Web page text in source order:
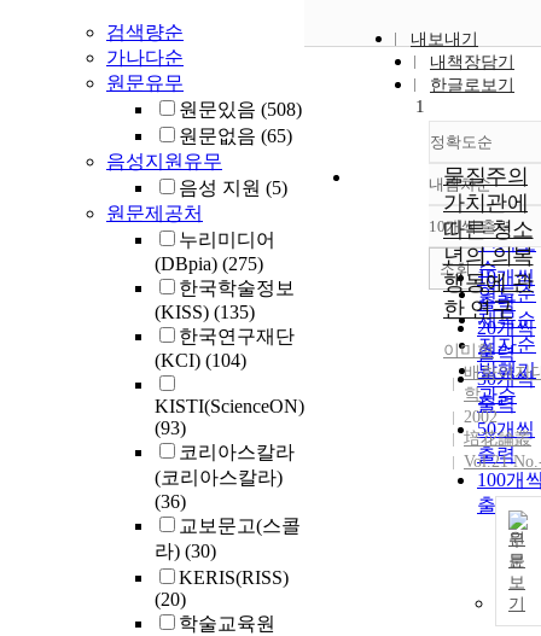
검색량순
가나다순
원문유무
원문있음 (508)
원문없음 (65)
음성지원유무
음성 지원 (5)
원문제공처
누리미디어
(DBpia) (275)
한국학술정보
(KISS) (135)
한국연구재단
(KCI) (104)
KISTI(ScienceON)
(93)
코리아스칼라
(코리아스칼라)
(36)
교보문고(스콜
라) (30)
KERIS(RISS)
(20)
학술교육원
내보내기
내책장담기
한글로보기
정확도순
정확도
순
인기도
순
연도순
제목순
저자순
발행기
관순
내림차순
내림차
10개씩 출력
10개씩
출력
20개씩
출력
30개씩
출력
50개씩
출력
100개
출력
조회
1
물질주의
가치관에
따른 청소
년의 의복
행동에 관
한 연구
이미현
배화여자
학
2002
培花論叢
Vol.21
원
문
보
기